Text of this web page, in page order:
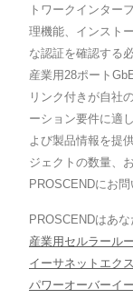
トワークインター
理機能、インスト
な認証を確認する
産業用28ポート
リンク付きが自社
ーション要件に適
よび製品情報を提
ジェクトの数量、
PROSCENDにお問
PROSCENDはあ
産業用セルラール
イーサネットエク
パワーオーバーイ